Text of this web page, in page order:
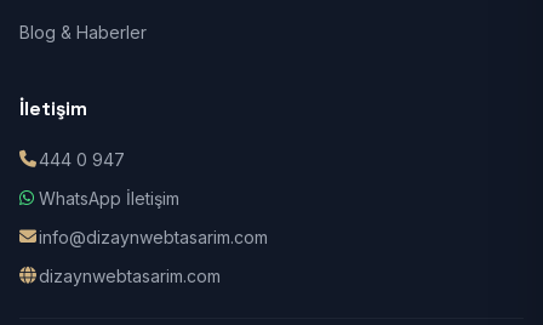
Blog & Haberler
İletişim
444 0 947
WhatsApp İletişim
info@dizaynwebtasarim.com
dizaynwebtasarim.com